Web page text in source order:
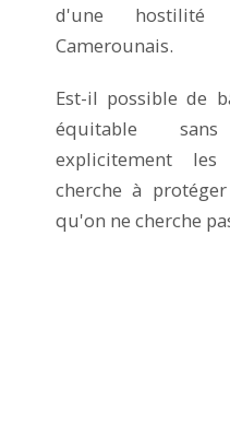
d'une hostilité
Camerounais.
Est-il possible de
équitable
explicitement
cherche à
qu'on ne cherche